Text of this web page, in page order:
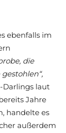
ebenfalls im
die
Darlings laut
Jahre
handelte es
außerdem